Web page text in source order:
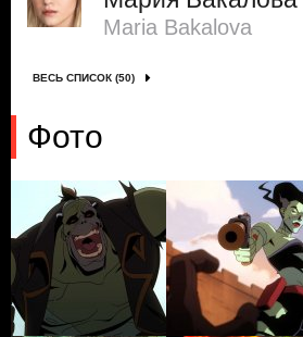
Maria Bakalova
ВЕСЬ СПИСОК (50)
Фото